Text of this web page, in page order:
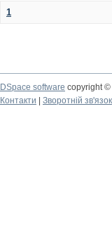
1
DSpace software copyright
Контакти
Зворотній зв'язок